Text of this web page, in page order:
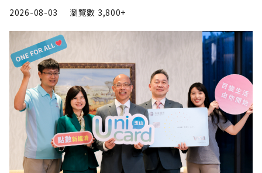
2026-08-03
瀏覽數 3,800+